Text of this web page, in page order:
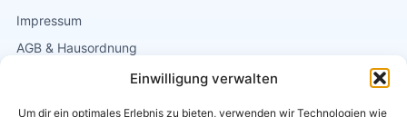
Einwilligung verwalten
Um dir ein optimales Erlebnis zu bieten, verwenden wir Technologien wie
Impressum
AGB & Hausordnung